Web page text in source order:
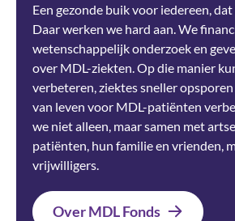
Een gezonde buik voor iedereen,
Daar werken we hard aan. We
wetenschappelijk onderzoek en
over MDL-ziekten. Op die manier
verbeteren, ziektes sneller
van leven voor MDL-patiënten
we niet alleen, maar samen met
patiënten, hun familie en vrienden,
vrijwilligers.
Over MDL Fonds